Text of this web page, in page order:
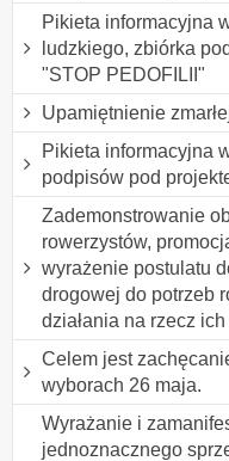
Pikieta informacyjna
ludzkiego, zbiórka
"STOP PEDOFILII"
Upamiętnienie
Pikieta informacyjna
podpisów pod
Zademonstrowanie
rowerzystów,
wyrażenie postulatu
drogowej do potrzeb
działania na rzecz
Celem jest
wyborach 26 maja.
Wyrażanie i
jednoznacznego